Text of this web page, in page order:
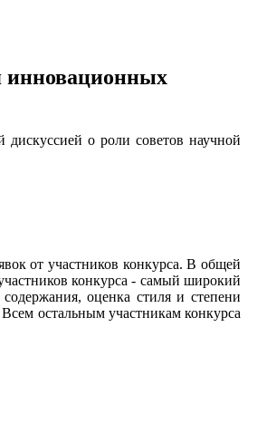
инновационных
о роли советов научной
от участников конкурса. В общей
конкурса - самый широкий
оценка стиля и степени
остальным участникам конкурса